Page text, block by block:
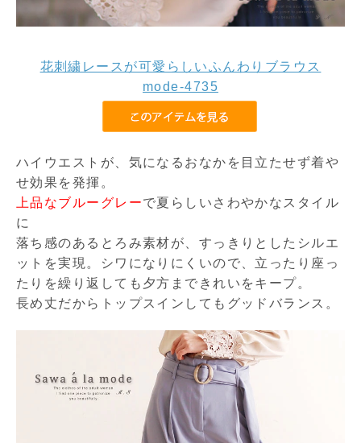
花刺繍レースが可愛らしいふんわりブラウス
mode-4735
ハイウエストが、気になるおなかを目立たせず着や
せ効果を発揮。
上品なブルーグレーで夏らしいさわやかなスタイル
に
落ち感のあるとろみ素材が、すっきりとしたシルエ
ットを実現。シワになりにくいので、立ったり座っ
たりを繰り返しても夕方まできれいをキープ。
長め丈だからトップスインしてもグッドバランス。